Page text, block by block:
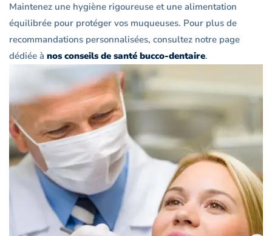
Maintenez une hygiène rigoureuse et une alimentation
équilibrée pour protéger vos muqueuses. Pour plus de
recommandations personnalisées, consultez notre page
dédiée à nos conseils de santé bucco-dentaire.